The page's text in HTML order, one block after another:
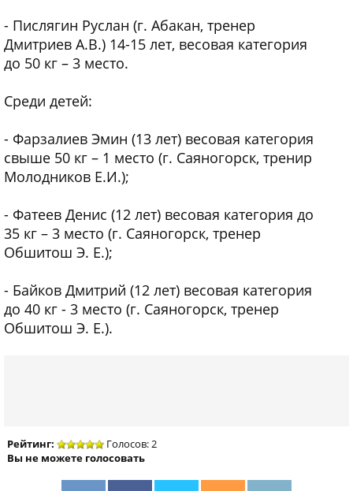
- Пислягин Руслан (г. Абакан, тренер
Дмитриев А.В.) 14-15 лет, весовая категория
до 50 кг – 3 место.
Среди детей:
- Фарзалиев Эмин (13 лет) весовая категория
свыше 50 кг – 1 место (г. Саяногорск, тренир
Молодников Е.И.);
- Фатеев Денис (12 лет) весовая категория до
35 кг – 3 место (г. Саяногорск, тренер
Обшитош Э. Е.);
- Байков Дмитрий (12 лет) весовая категория
до 40 кг - 3 место (г. Саяногорск, тренер
Обшитош Э. Е.).
Рейтинг:
Голосов: 2
Вы не можете голосовать